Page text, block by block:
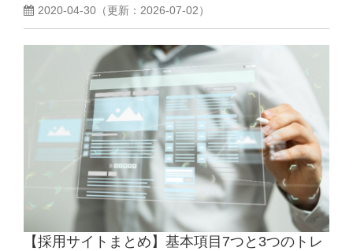
2020-04-30 （更新： 2026-07-02）
【採用サイトまとめ】基本項目7つと3つのトレ